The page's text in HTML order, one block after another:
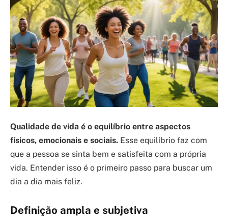
Qualidade de vida é o equilíbrio entre aspectos
físicos, emocionais e sociais. Esse equilíbrio faz com
que a pessoa se sinta bem e satisfeita com a própria
vida. Entender isso é o primeiro passo para buscar um
dia a dia mais feliz.
Definição ampla e subjetiva